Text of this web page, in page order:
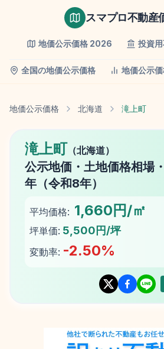
スマプロ不動産
地価公示価格 2026 投資
全国の地価公示価格 地価公示
地価公示価格 北海道 滝上町
滝上町 （北海道）
公示地価 ・土地価格相場
年（令和8年）
平均価格: 1,660円/㎡
坪単価: 5,500円/坪
変動率: -2.50%